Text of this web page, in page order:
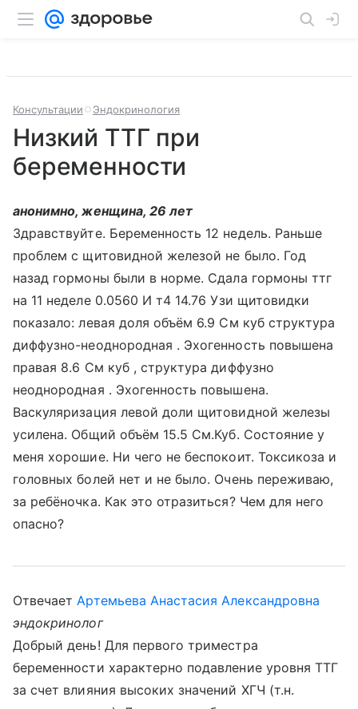
Консультации Эндокринология
Низкий ТТГ при
беременности
анонимно, женщина, 26 лет
Здравствуйте. Беременность 12 недель. Раньше
проблем с щитовидной железой не было. Год
назад гормоны были в норме. Сдала гормоны ттг
на 11 неделе 0.0560 И т4 14.76 Узи щитовидки
показало: левая доля объём 6.9 См куб структура
диффузно-неоднородная . Эхогенность повышена
правая 8.6 См куб , структура диффузно
неоднородная . Эхогенность повышена.
Васкуляризация левой доли щитовидной железы
усилена. Общий объём 15.5 См.Куб. Состояние у
меня хорошие. Ни чего не беспокоит. Токсикоза и
головных болей нет и не было. Очень переживаю,
за ребёночка. Как это отразиться? Чем для него
опасно?
ОтвечаетАртемьева Анастасия Александровна
эндокринолог
Добрый день! Для первого триместра
беременности характерно подавление уровня ТТГ
за счет влияния высоких значений ХГЧ (т.н.